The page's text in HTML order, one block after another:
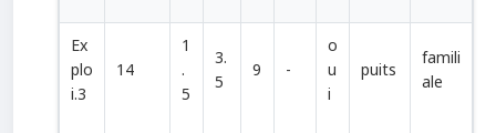
Ex
plo
i.3
14
1
.
5
3.
5
9 -
o
u
i
puits
famili
ale